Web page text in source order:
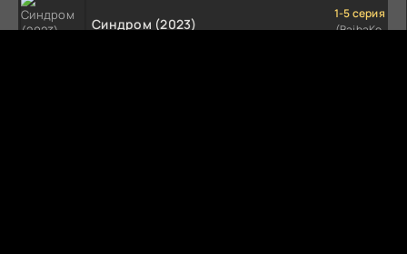
Синдром (2023)
1-5 серия
(BaibaKo,